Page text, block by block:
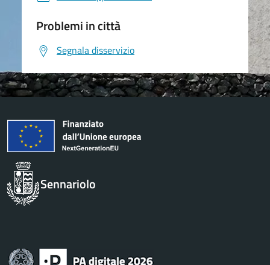
Problemi in città
Segnala disservizio
Sennariolo